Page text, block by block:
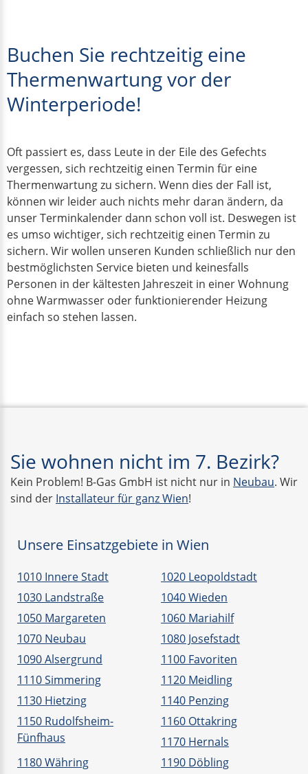
Buchen Sie rechtzeitig eine
Thermenwartung vor der
Winterperiode!
Oft passiert es, dass Leute in der Eile des Gefechts
vergessen, sich rechtzeitig einen Termin für eine
Thermenwartung zu sichern. Wenn dies der Fall ist,
können wir leider auch nichts mehr daran ändern, da
unser Terminkalender dann schon voll ist. Deswegen ist
es umso wichtiger, sich rechtzeitig einen Termin zu
sichern. Wir wollen unseren Kunden schließlich nur den
bestmöglichsten Service bieten und keinesfalls
Personen in der kältesten Jahreszeit in einer Wohnung
ohne Warmwasser oder funktionierender Heizung
einfach so stehen lassen.
Sie wohnen nicht im 7. Bezirk?
Kein Problem! B-Gas GmbH ist nicht nur in Neubau. Wir
sind der Installateur für ganz Wien!
Unsere Einsatzgebiete in Wien
1010 Innere Stadt
1020 Leopoldstadt
1030 Landstraße
1040 Wieden
1050 Margareten
1060 Mariahilf
1070 Neubau
1080 Josefstadt
1090 Alsergrund
1100 Favoriten
1110 Simmering
1120 Meidling
1130 Hietzing
1140 Penzing
1150 Rudolfsheim-
Fünfhaus
1160 Ottakring
1170 Hernals
1180 Währing
1190 Döbling